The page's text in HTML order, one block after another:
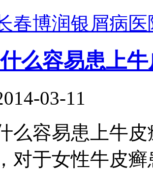
春博润银屑病医
么容易患上
03-11
么容易患上牛
对于女性牛皮